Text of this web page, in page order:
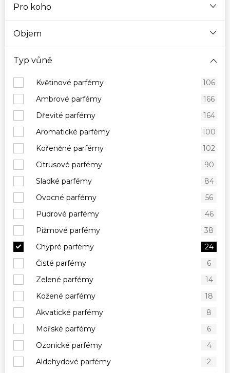
Pro koho
Objem
Typ vůně
Květinové parfémy
106
Ambrové parfémy
166
Dřevité parfémy
164
Aromatické parfémy
100
Kořeněné parfémy
102
Citrusové parfémy
90
Sladké parfémy
84
Ovocné parfémy
56
Pudrové parfémy
46
Pižmové parfémy
38
Chypré parfémy
24
Čisté parfémy
6
Zelené parfémy
14
Kožené parfémy
18
Akvatické parfémy
8
Mořské parfémy
6
Ozonické parfémy
4
Aldehydové parfémy
2